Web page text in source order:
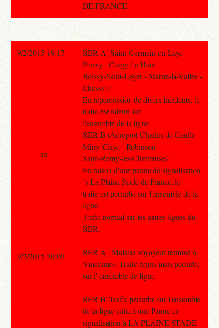
DE FRANCE
9/2/2015 19:17
RER A (Saint-Germain-en-Laye -
Poissy - Cergy Le Haut-
Boissy-Saint-Leger - Marne-la-Vallee -
Chessy) :
En repercussion de divers incidents, le
trafic est ralenti sur
l'ensemble de la ligne.
RER B (Aeroport Charles de Gaulle -
Mitry-Claye - Robinson -
Saint-Remy-les-Chevreuse) :
En raison d'une panne de signalisation
`a La Plaine Stade de France, le
trafic est perturbe sur l'ensemble de la
ligne.
Trafic normal sur les autres lignes du
RER.
RER A : Malaise voyageur terminé à
Vincennes. Trafic repris mais perturbé
sur l' ensemble de ligne.
RER B: Trafic perturbé sur l'ensemble
de la ligne suite à une Panne de
signalisation à LA PLAINE STADE
au
9/2/2015 20:09